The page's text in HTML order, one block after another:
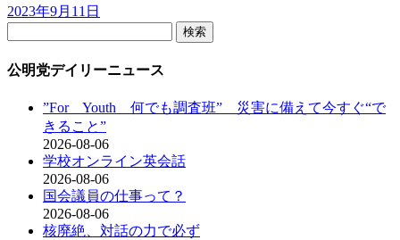
2023年9月11日
公明党デイリーニュース
”For Youth 何でも調査班” 災害に備えて今すぐ“で
きること”
2026-08-06
学校オンライン英会話
2026-08-06
国会議員の仕事って？
2026-08-06
核廃絶、対話の力で必ず